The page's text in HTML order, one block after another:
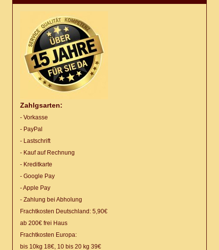
Zahlgsarten:
- Vorkasse
- PayPal
- Lastschrift
- Kauf auf Rechnung
- Kreditkarte
- Google Pay
- Apple Pay
- Zahlung bei Abholung
Frachtkosten Deutschland: 5,90€
ab 200€ frei Haus
Frachtkosten Europa:
bis 10kg 18€, 10 bis 20 kg 39€